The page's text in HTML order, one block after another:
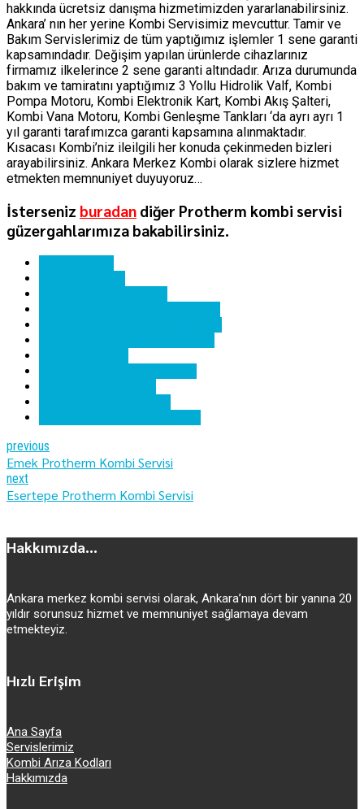
hakkında ücretsiz danışma hizmetimizden yararlanabilirsiniz.
Ankara’ nın her yerine Kombi Servisimiz mevcuttur. Tamir ve
Bakım Servislerimiz de tüm yaptığımız işlemler 1 sene garanti
kapsamındadır. Değişim yapılan ürünlerde cihazlarınız
firmamız ilkelerince 2 sene garanti altındadır. Arıza durumunda
bakım ve tamiratını yaptığımız 3 Yollu Hidrolik Valf, Kombi
Pompa Motoru, Kombi Elektronik Kart, Kombi Akış Şalteri,
Kombi Vana Motoru, Kombi Genleşme Tankları ‘da ayrı ayrı 1
yıl garanti tarafımızca garanti kapsamına alınmaktadır.
Kısacası Kombi’niz ileilgili her konuda çekinmeden bizleri
arayabilirsiniz. Ankara Merkez Kombi olarak sizlere hizmet
etmekten memnuniyet duyuyoruz…
İsterseniz buradan diğer Protherm kombi servisi
güzergahlarımıza bakabilirsiniz.
previous
Emek Protherm Kombi Servisi
next
Esertepe Protherm Kombi Servisi
Hakkımızda...
Ankara merkez kombi servisi olarak, Ankara’nın dört bir yanına 20
yıldır sorunsuz hizmet ve memnuniyet sağlamaya devam
etmekteyiz.
Hızlı Erişim
Ana Sayfa
Servislerimiz
Kombi Arıza Kodları
Hakkımızda